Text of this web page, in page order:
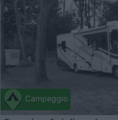
Campeggio